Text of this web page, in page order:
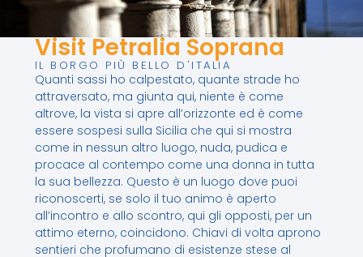
Visit Petralia Soprana
IL BORGO PIÙ BELLO D'ITALIA
Quanti sassi ho calpestato, quante strade ho
attraversato, ma giunta qui, niente è come
altrove, la vista si apre all’orizzonte ed è come
essere sospesi sulla Sicilia che qui si mostra
come in nessun altro luogo, nuda, pudica e
procace al contempo come una donna in tutta
la sua bellezza. Questo è un luogo dove puoi
riconoscerti, se solo il tuo animo è aperto
all’incontro e allo scontro, qui gli opposti, per un
attimo eterno, coincidono. Chiavi di volta aprono
sentieri che profumano di esistenze stese al